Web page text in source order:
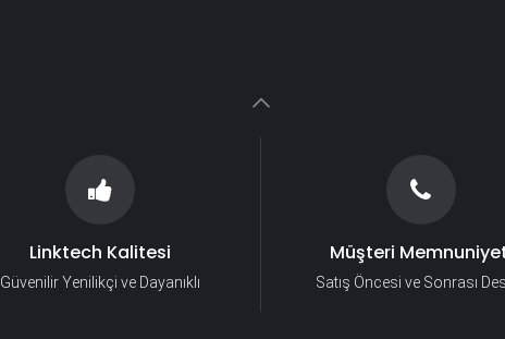
Linktech Kalitesi
Güvenilir Yenilikçi ve Dayanıklı
Müşteri
Satış Öncesi ve Sonrası